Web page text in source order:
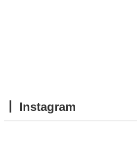
┃ Instagram